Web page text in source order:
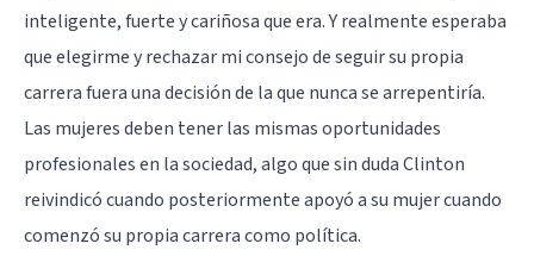
inteligente, fuerte y cariñosa que era. Y realmente esperaba
que elegirme y rechazar mi consejo de seguir su propia
carrera fuera una decisión de la que nunca se arrepentiría.
Las mujeres deben tener las mismas oportunidades
profesionales en la sociedad, algo que sin duda Clinton
reivindicó cuando posteriormente apoyó a su mujer cuando
comenzó su propia carrera como política.